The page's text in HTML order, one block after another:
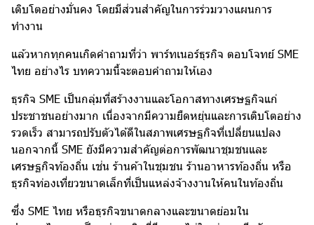
เติบโตอย่างมั่นคง โดยมีส่วนสำคัญในการร่วมวางแผนการ
ทำงาน
แล้วหากทุกคนเกิดคำถามที่ว่า พาร์ทเนอร์ธุรกิจ ตอบโจทย์ SME
ไทย อย่างไร บทความนี้จะตอบคำถามให้เอง
ธุรกิจ SME เป็นกลุ่มที่สร้างงานและโอกาสทางเศรษฐกิจแก่
ประชาชนอย่างมาก เนื่องจากมีความยืดหยุ่นและการเติบโตอย่าง
รวดเร็ว สามารถปรับตัวได้ดีในสภาพเศรษฐกิจที่เปลี่ยนแปลง
นอกจากนี้ SME ยังมีความสำคัญต่อการพัฒนาชุมชนและ
เศรษฐกิจท้องถิ่น เช่น ร้านค้าในชุมชน ร้านอาหารท้องถิ่น หรือ
ธุรกิจท่องเที่ยวขนาดเล็กที่เป็นแหล่งจ้างงานให้คนในท้องถิ่น
ซึ่ง SME ไทย หรือธุรกิจขนาดกลางและขนาดย่อมใน